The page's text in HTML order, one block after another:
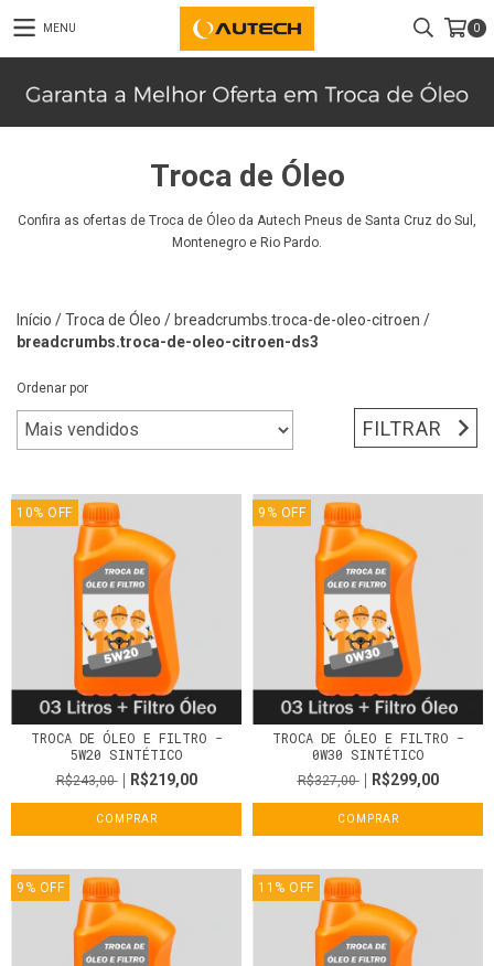
MENU 0
Troca de Óleo
Confira as ofertas de Troca de Óleo da Autech Pneus de Santa Cruz do Sul,
Montenegro e Rio Pardo.
Início /Troca de Óleo /breadcrumbs.troca-de-oleo-citroen /
breadcrumbs.troca-de-oleo-citroen-ds3
Ordenar por
FILTRAR
10% OFF
TROCA DE ÓLEO E FILTRO -
5W20 SINTÉTICO
R$243,00 R$219,00
COMPRAR
9 % OFF
TROCA DE ÓLEO E FILTRO -
0W30 SINTÉTICO
R$327,00 R$299,00
COMPRAR
9 % OFF 11 % OFF